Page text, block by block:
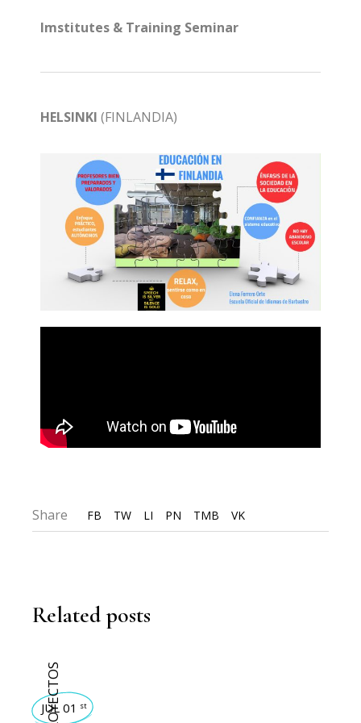
Imstitutes & Training Seminar
HELSINKI (FINLANDIA)
Share FB TW LI PN TMB VK
Related posts
PROYECTOS
JUL 01 st